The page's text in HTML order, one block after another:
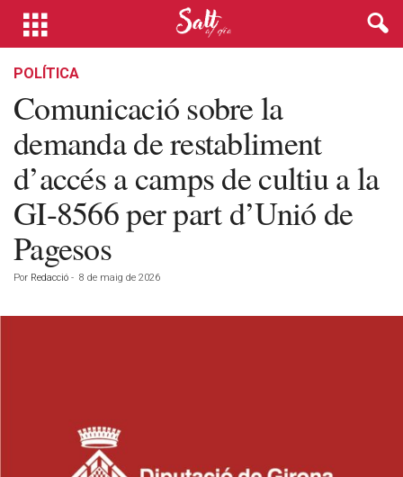
POLÍTICA
Comunicació sobre la
demanda de restabliment
d’accés a camps de cultiu a la
GI-8566 per part d’Unió de
Pagesos
Por Redacció - 8 de maig de 2026